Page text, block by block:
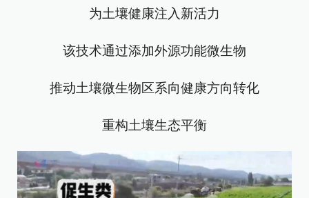
为土壤健康注入新活力
该技术通过添加外源功能微生物
推动土壤微生物区系向健康方向转化
重构土壤生态平衡